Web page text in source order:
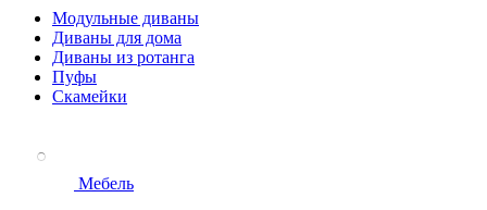
Модульные диваны
Диваны для дома
Диваны из ротанга
Пуфы
Скамейки
Мебель